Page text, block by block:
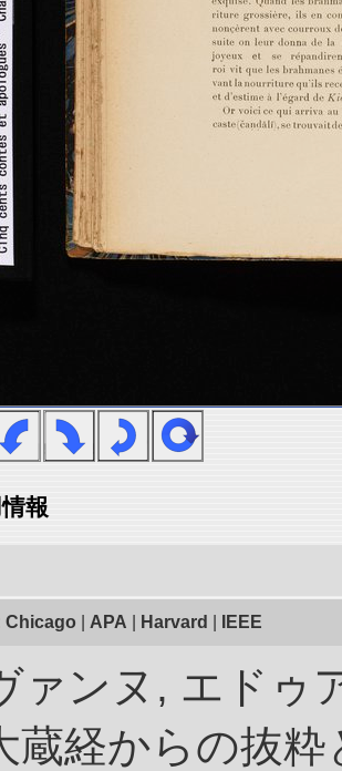
報
Chicago APA Harvard IEEE
ァンヌ, エドゥ
蔵経からの抜